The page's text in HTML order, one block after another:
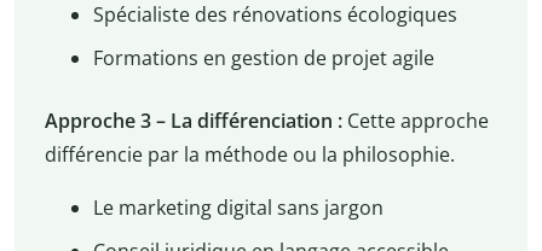
Spécialiste des rénovations écologiques
Formations en gestion de projet agile
Approche 3 – La différenciation :Cette approche
différencie par la méthode ou la philosophie.
Le marketing digital sans jargon